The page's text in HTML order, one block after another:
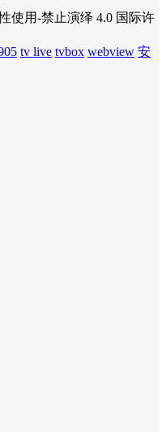
使用-禁止演绎 4.0 国际许
tv live tvbox webview 安